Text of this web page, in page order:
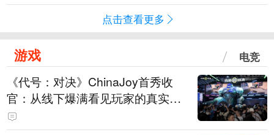
点击查看更多
游戏 电竞
《代号：对决》ChinaJoy首秀收
官：从线下爆满看见玩家的真实期
待